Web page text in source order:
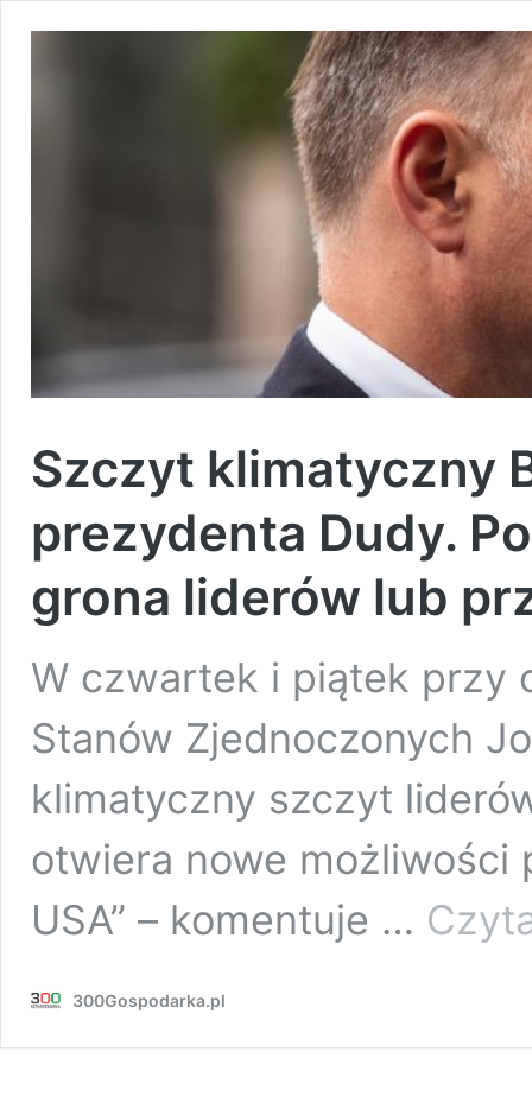
Szczyt klimatyczny
prezydenta Dudy.
grona liderów lub
W czwartek i piątek przy
Stanów Zjednoczonych
klimatyczny szczyt
otwiera nowe możliwości
USA” – komentuje …
300Gospodarka.pl